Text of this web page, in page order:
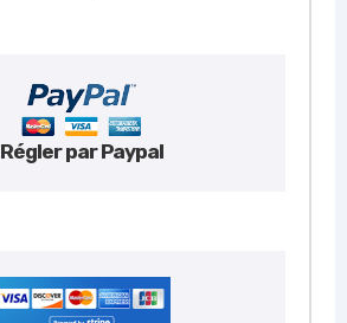
Régler par Paypal